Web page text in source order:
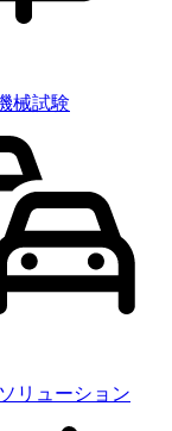
械試験
リューション